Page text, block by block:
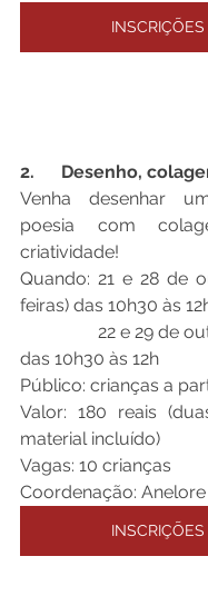
2.      Desenho,
Venha desenhar
poesia com
criatividade!
Quando: 21 e 28 de
feiras) das 10h30 às
das 10h30 às 12h
Público: crianças a
Valor: 180 reais
material incluído)
Vagas: 10 crianças
Coordenação: